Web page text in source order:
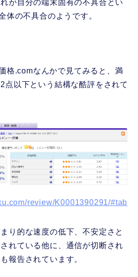
が自分の端末固有の不具合とい
体の不具合のようです。
格.comなんかで見てみると、満
点以下という結構な酷評をされて
review/K0001390291/#tab
り的な速度の低下、不安定さと
れている他に、通信が切断され
報告されています。